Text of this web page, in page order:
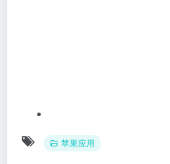
苹果应用